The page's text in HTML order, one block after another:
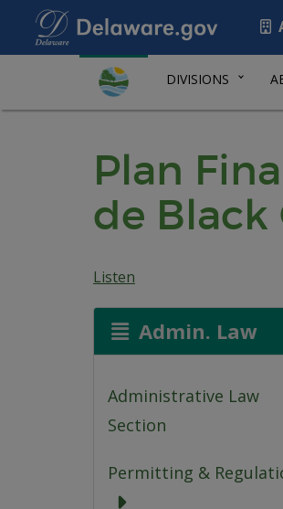
DIVISIONS
Plan
de Black
Listen
Admin. Law
Administrative Law
Section
Permitting &